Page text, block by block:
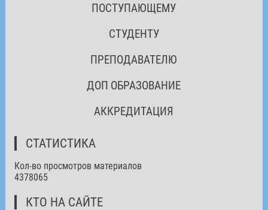
ПОСТУПАЮЩЕМУ
СТУДЕНТУ
ПРЕПОДАВАТЕЛЮ
ДОП ОБРАЗОВАНИЕ
АККРЕДИТАЦИЯ
СТАТИСТИКА
Кол-во просмотров материалов
4378065
КТО НА САЙТЕ